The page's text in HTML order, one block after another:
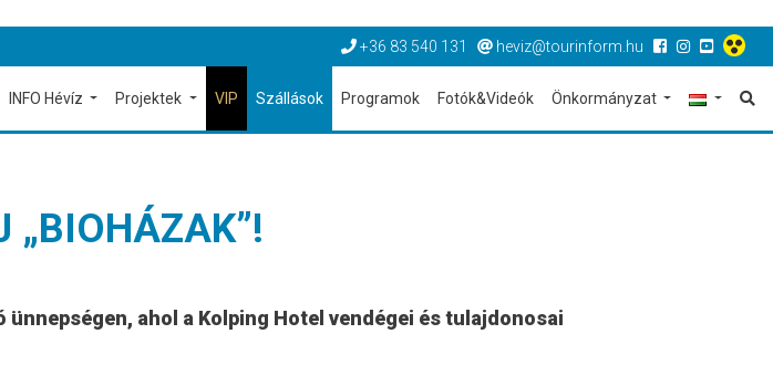
+36 83 540 131 heviz@tourinform.hu
INFO Hévíz Projektek VIP Szállások Programok Fotók&Videók Önkormányzat
„BIOHÁZAK”!
ahol a Kolping Hotel vendégei és tulajdonosai